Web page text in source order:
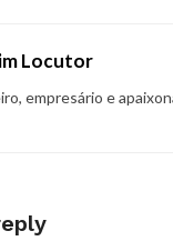
Locutor
empresário e